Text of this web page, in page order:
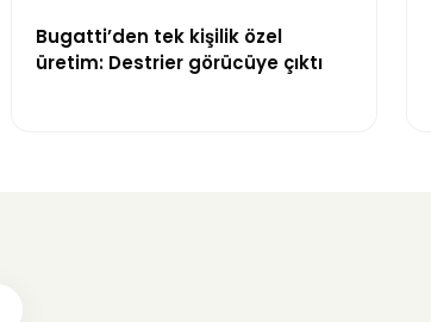
Bugatti’den tek kişilik özel
üretim: Destrier görücüye çıktı